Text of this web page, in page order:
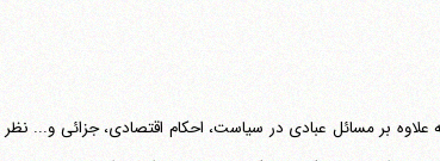
بر مسائل عبادی در سیاست، احکام اقتصادی، جزائی و... نظر